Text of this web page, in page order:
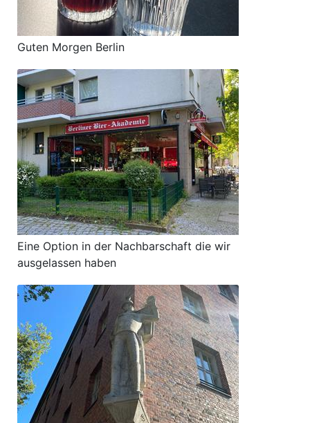
Guten Morgen Berlin
Eine Option in der Nachbarschaft die wir
ausgelassen haben